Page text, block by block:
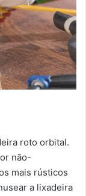
roto orbital.
não-
mais rústicos
a lixadeira